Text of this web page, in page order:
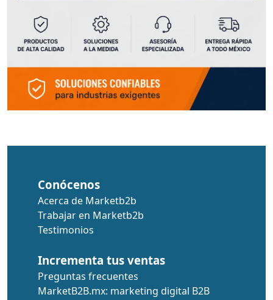
Conócenos
Acerca de Marketb2b
Trabajar en Marketb2b
Testimonios
Incrementa tus ventas
Preguntas frecuentes
MarketB2B.mx: marketing digital B2B